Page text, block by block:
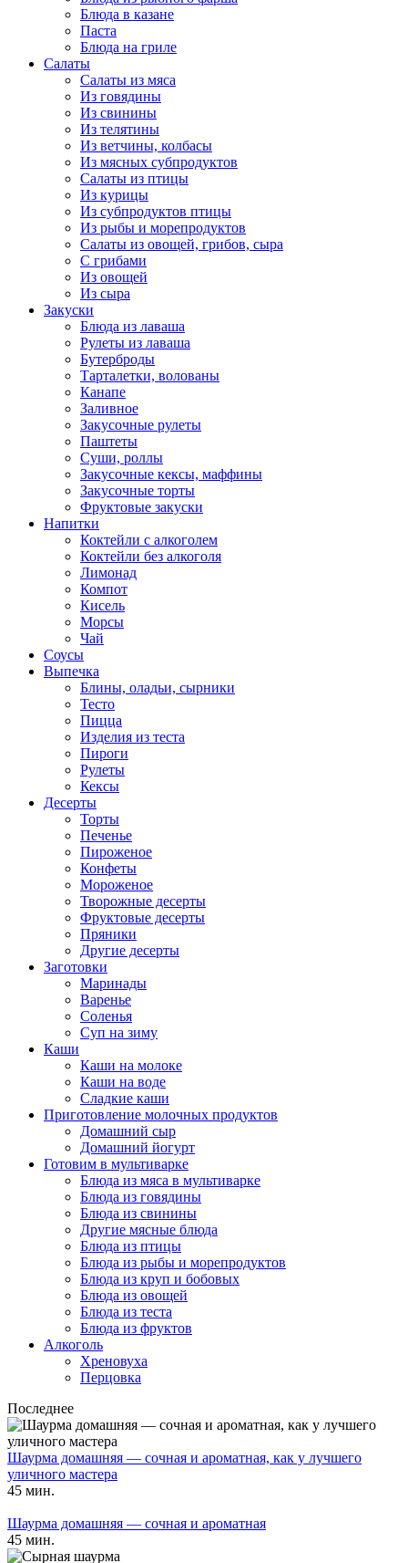
Блюда в казане
Паста
Блюда на гриле
Салаты
Салаты из мяса
Из говядины
Из свинины
Из телятины
Из ветчины, колбасы
Из мясных субпродуктов
Салаты из птицы
Из курицы
Из субпродуктов птицы
Из рыбы и морепродуктов
Салаты из овощей, грибов, сыра
С грибами
Из овощей
Из сыра
Закуски
Блюда из лаваша
Рулеты из лаваша
Бутерброды
Тарталетки, волованы
Канапе
Заливное
Закусочные рулеты
Паштеты
Суши, роллы
Закусочные кексы, маффины
Закусочные торты
Фруктовые закуски
Напитки
Коктейли с алкоголем
Коктейли без алкоголя
Лимонад
Компот
Кисель
Морсы
Чай
Соусы
Выпечка
Блины, оладьи, сырники
Тесто
Пицца
Изделия из теста
Пироги
Рулеты
Кексы
Десерты
Торты
Печенье
Пироженое
Конфеты
Мороженое
Творожные десерты
Фруктовые десерты
Пряники
Другие десерты
Заготовки
Маринады
Варенье
Соленья
Суп на зиму
Каши
Каши на молоке
Каши на воде
Сладкие каши
Приготовление молочных продуктов
Домашний сыр
Домашний йогурт
Готовим в мультиварке
Блюда из мяса в мультиварке
Блюда из говядины
Блюда из свинины
Другие мясные блюда
Блюда из птицы
Блюда из рыбы и морепродуктов
Блюда из круп и бобовых
Блюда из овощей
Блюда из теста
Блюда из фруктов
Алкоголь
Хреновуха
Перцовка
Последнее
Шаурма домашняя — сочная и ароматная, как у лучшего
уличного мастера
45 мин.
Шаурма домашняя — сочная и ароматная
45 мин.